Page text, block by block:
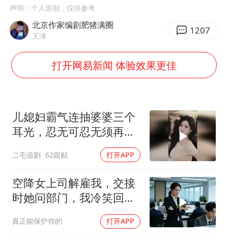
检测列车撞人致11死2伤 涉事单位被罚
白海豚将正面袭击贯穿浙江
酒店回应车内过夜被收150元
黄金牛市回来了吗
乐享全民健身 共筑健康中国
声明：个人原创，仅供参考
北京作家编剧肥猪满圈
天津 1207
打开网易新闻 体验效果更佳
儿媳妇霸气连抽婆婆三个
耳光，忍无可忍无须再
二毛追剧 62跟贴 打开APP
空降女上司解雇我，交接
时她问部门，我冷笑回
真正能保护你的 打开APP